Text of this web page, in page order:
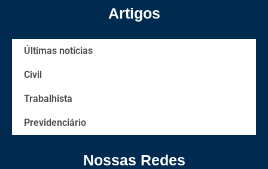
Artigos
Últimas notícias
Civil
Trabalhista
Previdenciário
Nossas Redes